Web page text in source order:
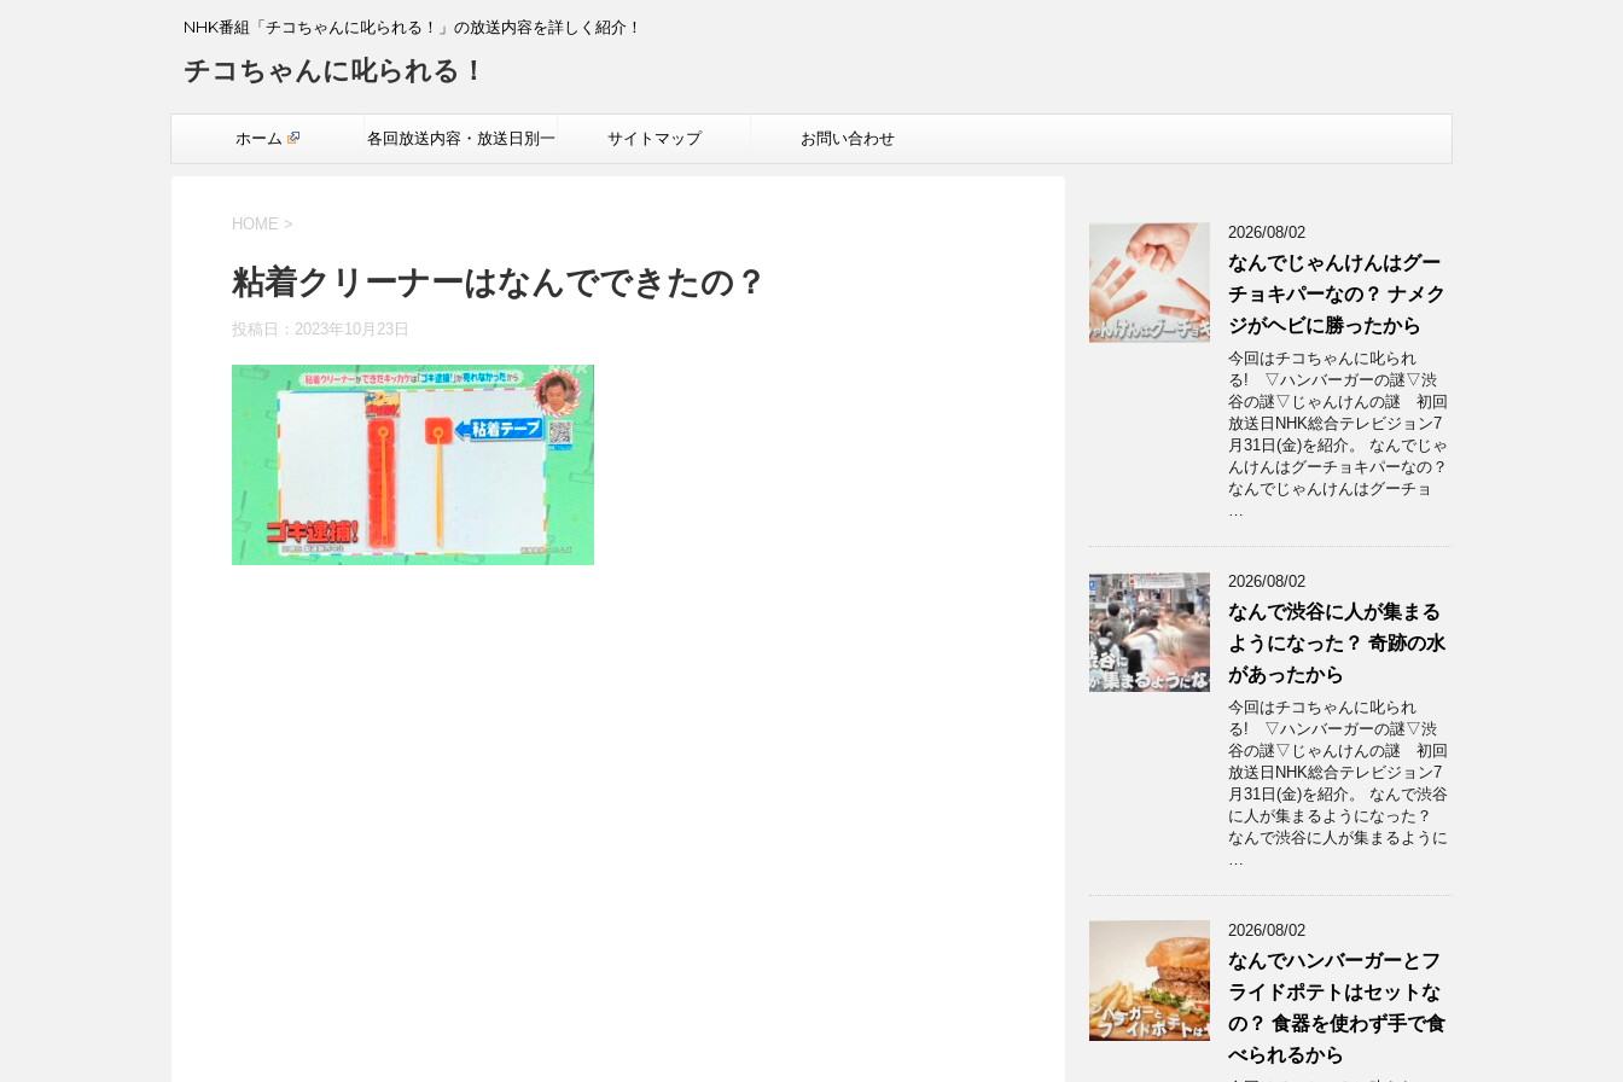
NHK番組「チコちゃんに叱られる！」の放送内容を詳しく紹介！
チコちゃんに叱られる！
ホーム 各回放送内容・放送日別一 サイトマップ お問い合わせ
HOME >
粘着クリーナーはなんでできたの？
投稿日： 2023年10月23日
2026/08/02
なんでじゃんけんはグー
チョキパーなの？ ナメク
ジがヘビに勝ったから
今回はチコちゃんに叱られ
る! ▽ハンバーガーの謎▽渋
谷の謎▽じゃんけんの謎 初回
放送日NHK総合テレビジョン7
月31日(金)を紹介。 なんでじゃ
んけんはグーチョキパーなの？
なんでじゃんけんはグーチョ
…
2026/08/02
なんで渋谷に人が集まる
ようになった？ 奇跡の水
があったから
今回はチコちゃんに叱られ
る! ▽ハンバーガーの謎▽渋
谷の謎▽じゃんけんの謎 初回
放送日NHK総合テレビジョン7
月31日(金)を紹介。 なんで渋谷
に人が集まるようになった？
なんで渋谷に人が集まるように
…
2026/08/02
なんでハンバーガーとフ
ライドポテトはセットな
の？ 食器を使わず手で食
べられるから